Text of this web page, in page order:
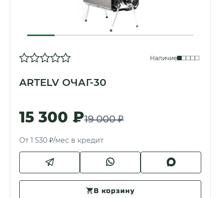
Наличие
ARTELV ОЧАГ-30
15 300 ₽19 000 ₽
От 1 530 ₽/мес в кредит
В корзину